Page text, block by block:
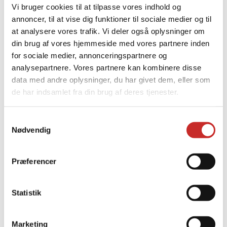
Vi bruger cookies til at tilpasse vores indhold og
annoncer, til at vise dig funktioner til sociale medier og til
at analysere vores trafik. Vi deler også oplysninger om
din brug af vores hjemmeside med vores partnere inden
for sociale medier, annonceringspartnere og
analysepartnere. Vores partnere kan kombinere disse
data med andre oplysninger, du har givet dem, eller som
de har indsamlet fra din brug af deres tjenester.
Nødvendig
Præferencer
Statistik
Marketing
reklamationsforespørgsel, så vil vi
håndtere din henvendelse så hurtigt
som muligt.
Reklamationsformular